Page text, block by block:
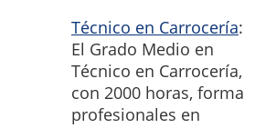
Técnico en Carrocería:
El Grado Medio en
Técnico en Carrocería,
con 2000 horas, forma
profesionales en